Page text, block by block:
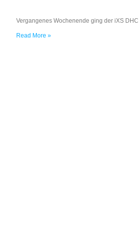
Vergangenes Wochenende ging der iXS
Read More »